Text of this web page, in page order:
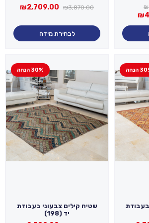
₪
₪
₪3,870.00
המחיר
היה:
₪3,870.00.
₪2,709.00
המחיר
הוא:
לבחירת מידה
הנחה
בעבודת
30% הנחה
שטיח קילים צבעוני בעבודת
יד (198)